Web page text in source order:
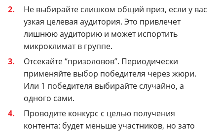
Не выбирайте слишком общий приз, если у вас
узкая целевая аудитория. Это привлечет
лишнюю аудиторию и может испортить
микроклимат в группе.
Отсекайте “призоловов”. Периодически
применяйте выбор победителя через жюри.
Или 1 победителя выбирайте случайно, а
одного сами.
Проводите конкурс с целью получения
контента: будет меньше участников, но зато